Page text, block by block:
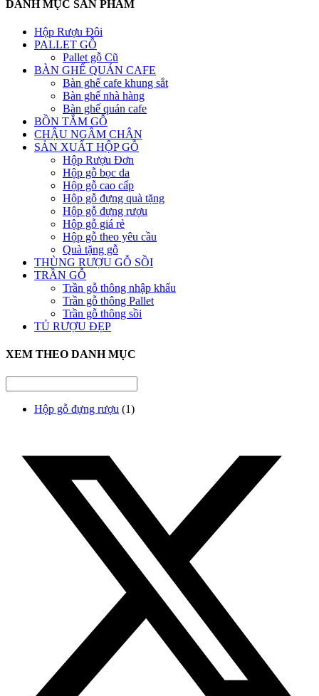
DANH MỤC SẢN PHẨM
Hộp Rượu Đôi
PALLET GỖ
Pallet gỗ Cũ
BÀN GHẾ QUÁN CAFE
Bàn ghế cafe khung sắt
Bàn ghế nhà hàng
Bàn ghế quán cafe
BỒN TẮM GỖ
CHẬU NGÂM CHÂN
SẢN XUẤT HỘP GỖ
Hộp Rượu Đơn
Hộp gỗ bọc da
Hộp gỗ cao cấp
Hộp gỗ đựng quà tặng
Hộp gỗ đựng rượu
Hộp gỗ giá rẻ
Hộp gỗ theo yêu cầu
Quà tặng gỗ
THÙNG RƯỢU GỖ SỒI
TRẦN GỖ
Trần gỗ thông nhập khẩu
Trần gỗ thông Pallet
Trần gỗ thông sồi
TỦ RƯỢU ĐẸP
XEM THEO DANH MỤC
Hộp gỗ đựng rượu (1)